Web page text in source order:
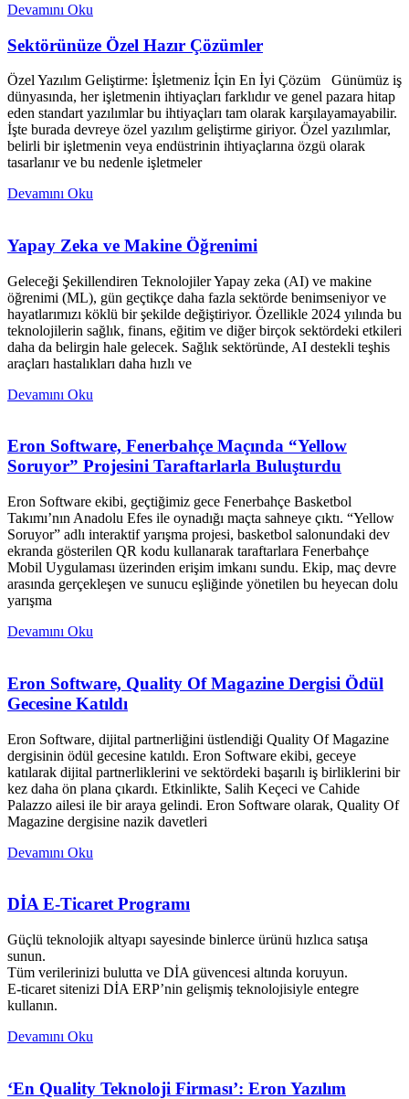
Devamını Oku
Sektörünüze Özel Hazır Çözümler
Özel Yazılım Geliştirme: İşletmeniz İçin En İyi Çözüm Günümüz iş
dünyasında, her işletmenin ihtiyaçları farklıdır ve genel pazara hitap
eden standart yazılımlar bu ihtiyaçları tam olarak karşılayamayabilir.
İşte burada devreye özel yazılım geliştirme giriyor. Özel yazılımlar,
belirli bir işletmenin veya endüstrinin ihtiyaçlarına özgü olarak
tasarlanır ve bu nedenle işletmeler
Devamını Oku
Yapay Zeka ve Makine Öğrenimi
Geleceği Şekillendiren Teknolojiler Yapay zeka (AI) ve makine
öğrenimi (ML), gün geçtikçe daha fazla sektörde benimseniyor ve
hayatlarımızı köklü bir şekilde değiştiriyor. Özellikle 2024 yılında bu
teknolojilerin sağlık, finans, eğitim ve diğer birçok sektördeki etkileri
daha da belirgin hale gelecek. Sağlık sektöründe, AI destekli teşhis
araçları hastalıkları daha hızlı ve
Devamını Oku
Eron Software, Fenerbahçe Maçında “Yellow
Soruyor” Projesini Taraftarlarla Buluşturdu
Eron Software ekibi, geçtiğimiz gece Fenerbahçe Basketbol
Takımı’nın Anadolu Efes ile oynadığı maçta sahneye çıktı. “Yellow
Soruyor” adlı interaktif yarışma projesi, basketbol salonundaki dev
ekranda gösterilen QR kodu kullanarak taraftarlara Fenerbahçe
Mobil Uygulaması üzerinden erişim imkanı sundu. Ekip, maç devre
arasında gerçekleşen ve sunucu eşliğinde yönetilen bu heyecan dolu
yarışma
Devamını Oku
Eron Software, Quality Of Magazine Dergisi Ödül
Gecesine Katıldı
Eron Software, dijital partnerliğini üstlendiği Quality Of Magazine
dergisinin ödül gecesine katıldı. Eron Software ekibi, geceye
katılarak dijital partnerliklerini ve sektördeki başarılı iş birliklerini bir
kez daha ön plana çıkardı. Etkinlikte, Salih Keçeci ve Cahide
Palazzo ailesi ile bir araya gelindi. Eron Software olarak, Quality Of
Magazine dergisine nazik davetleri
Devamını Oku
DİA E-Ticaret Programı
Güçlü teknolojik altyapı sayesinde binlerce ürünü hızlıca satışa
sunun.
Tüm verilerinizi bulutta ve DİA güvencesi altında koruyun.
E-ticaret sitenizi DİA ERP’nin gelişmiş teknolojisiyle entegre
kullanın.
Devamını Oku
‘En Quality Teknoloji Firması’: Eron Yazılım